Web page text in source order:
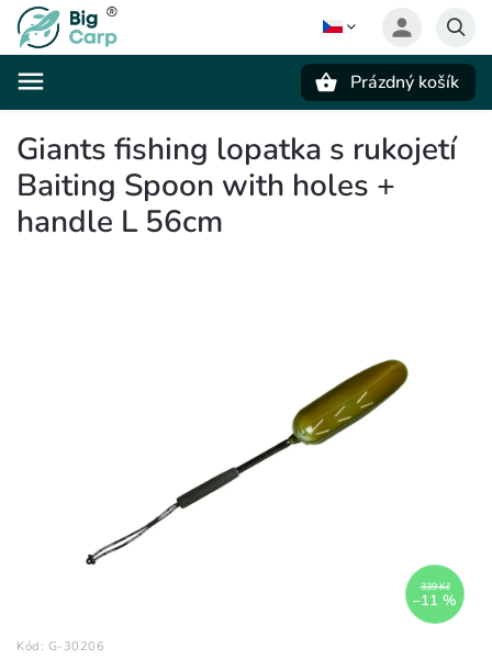
Prázdný košík
Giants fishing lopatka s rukojetí
Baiting Spoon with holes +
handle L 56cm
339 Kč
–11 %
Kód: G-30206